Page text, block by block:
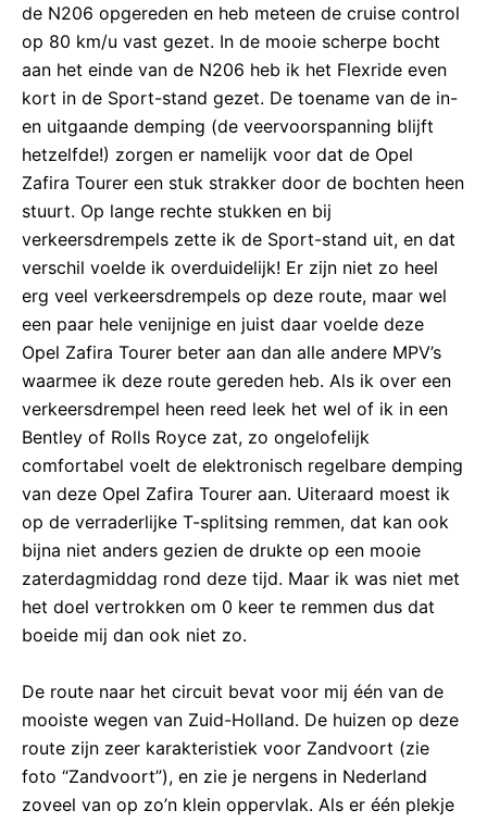
de N206 opgereden en heb meteen de cruise control
op 80 km/u vast gezet. In de mooie scherpe bocht
aan het einde van de N206 heb ik het Flexride even
kort in de Sport-stand gezet. De toename van de in-
en uitgaande demping (de veervoorspanning blijft
hetzelfde!) zorgen er namelijk voor dat de Opel
Zafira Tourer een stuk strakker door de bochten heen
stuurt. Op lange rechte stukken en bij
verkeersdrempels zette ik de Sport-stand uit, en dat
verschil voelde ik overduidelijk! Er zijn niet zo heel
erg veel verkeersdrempels op deze route, maar wel
een paar hele venijnige en juist daar voelde deze
Opel Zafira Tourer beter aan dan alle andere MPV’s
waarmee ik deze route gereden heb. Als ik over een
verkeersdrempel heen reed leek het wel of ik in een
Bentley of Rolls Royce zat, zo ongelofelijk
comfortabel voelt de elektronisch regelbare demping
van deze Opel Zafira Tourer aan. Uiteraard moest ik
op de verraderlijke T-splitsing remmen, dat kan ook
bijna niet anders gezien de drukte op een mooie
zaterdagmiddag rond deze tijd. Maar ik was niet met
het doel vertrokken om 0 keer te remmen dus dat
boeide mij dan ook niet zo.
De route naar het circuit bevat voor mij één van de
mooiste wegen van Zuid-Holland. De huizen op deze
route zijn zeer karakteristiek voor Zandvoort (zie
foto “Zandvoort”), en zie je nergens in Nederland
zoveel van op zo’n klein oppervlak. Als er één plekje